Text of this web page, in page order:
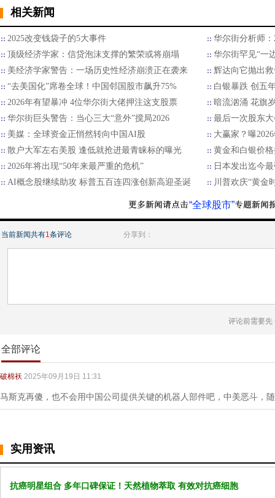
相关新闻
2025改变钱袋子的5大事件
华尔街分析师
顶级经济学家：信贷泡沫支撑的繁荣或将崩塌
华尔街罕见“一
美经济学家警告：一场历史性经济崩溃正在袭来
辉达向它抛出
“去美国化”席卷全球！中国邻国股市飙升75%
白银暴跌 创五
2026年有望暴冲 4位华尔街大佬押注这支股票
暗流汹涌 花旗
华尔街巨头警告：当心三大“意外”搅局2026
最后一次股东
美媒：全球资金正悄然转向中国AI股
大赢家？曝
散户大军左右美股 逢低就抢进最青睐标的曝光
黄金和白银价
2026年将出现“50年来最严重的危机”
日本发出迄今
AI概念股继续助攻 标普五百连四涨创新高迎圣诞
川普欢庆“黄金
“全球股市”
当前新闻共有1条评论 分享到：
评论前需要先
全部评论
破棉袄 2025年09月19日 11:31
马斯克再傻，也不会用中国公司提供关键的机器人部件吧，中美恶斗，
实用资讯
抗癌明星组合 多年口碑保证！天然植物萃取 有效对抗癌细胞